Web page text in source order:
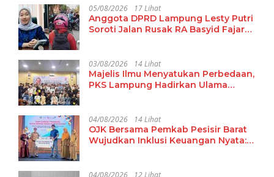
05/08/2026 17 Lihat
Anggota DPRD Lampung Lesty Putri
Soroti Jalan Rusak RA Basyid Fajar
03/08/2026 14 Lihat
Majelis Ilmu Menyatukan Perbedaan,
PKS Lampung Hadirkan Ulama
04/08/2026 14 Lihat
OJK Bersama Pemkab Pesisir Barat
Wujudkan Inklusi Keuangan Nyata: